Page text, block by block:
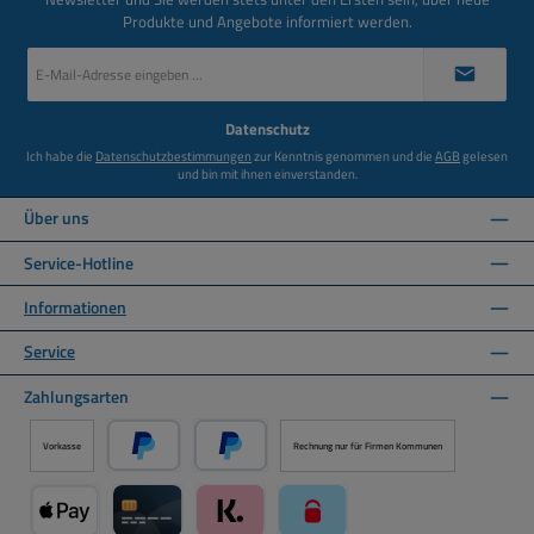
Produkte und Angebote informiert werden.
Mail-
Datenschutz
Ich habe die Datenschutzbestimmungenzur Kenntnis genommen und dieAGBgelesen
und bin mit ihnen einverstanden.
Über uns
Service-Hotline
Informationen
Service
Zahlungsarten
Vorkasse
PayPal Später Bezahlen über PayPal
Rechnung nur für Firmen Kommunen